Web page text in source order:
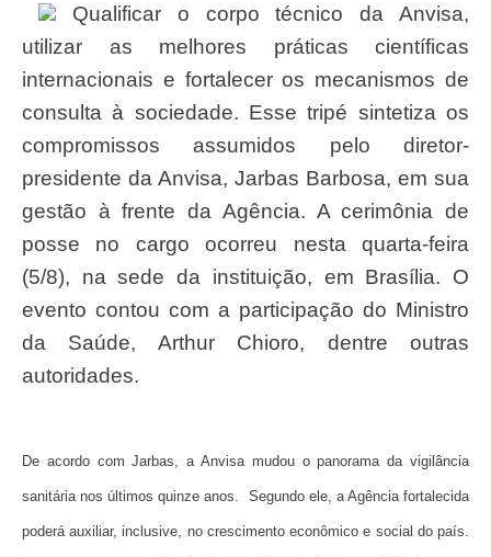
Qualificar o corpo técnico da Anvisa,
utilizar as melhores práticas científicas
internacionais e fortalecer os mecanismos de
consulta à sociedade. Esse tripé sintetiza os
compromissos assumidos pelo diretor-
presidente da Anvisa, Jarbas Barbosa, em sua
gestão à frente da Agência. A cerimônia de
posse no cargo ocorreu nesta quarta-feira
(5/8), na sede da instituição, em Brasília. O
evento contou com a participação do Ministro
da Saúde, Arthur Chioro, dentre outras
autoridades.
De acordo com Jarbas, a Anvisa mudou o panorama da vigilância
sanitária nos últimos quinze anos. Segundo ele, a Agência fortalecida
poderá auxiliar, inclusive, no crescimento econômico e social do país.